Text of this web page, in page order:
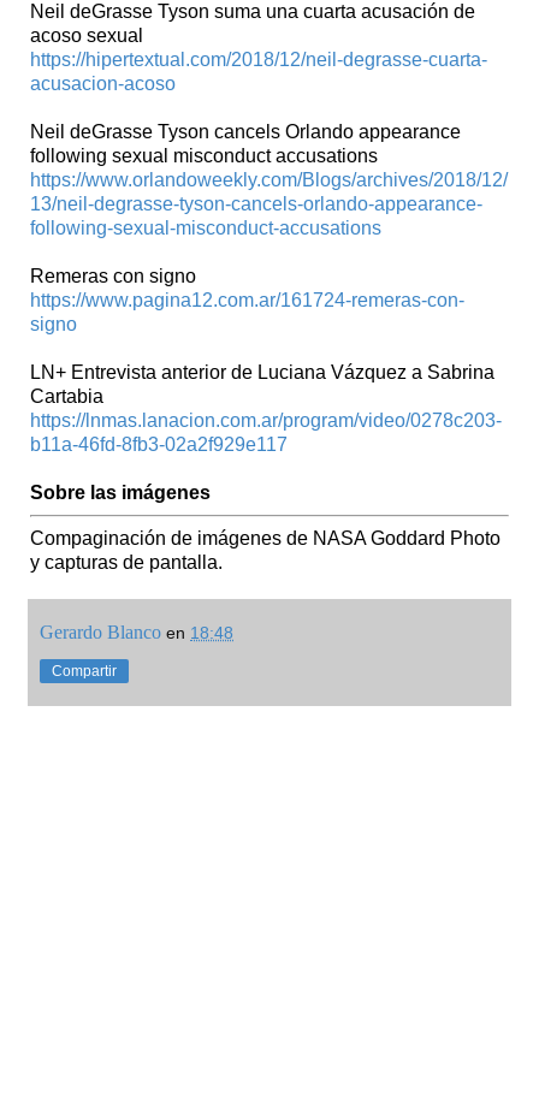
Neil deGrasse Tyson suma una cuarta acusación de
acoso sexual
https://hipertextual.com/2018/12/neil-degrasse-cuarta-
acusacion-acoso
Neil deGrasse Tyson cancels Orlando appearance
following sexual misconduct accusations
https://www.orlandoweekly.com/Blogs/archives/2018/12/
13/neil-degrasse-tyson-cancels-orlando-appearance-
following-sexual-misconduct-accusations
Remeras con signo
https://www.pagina12.com.ar/161724-remeras-con-
signo
LN+ Entrevista anterior de Luciana Vázquez a Sabrina
Cartabia
https://lnmas.lanacion.com.ar/program/video/0278c203-
b11a-46fd-8fb3-02a2f929e117
Sobre las imágenes
Compaginación de imágenes de NASA Goddard Photo
y capturas de pantalla.
Gerardo Blanco en 18:48
Compartir